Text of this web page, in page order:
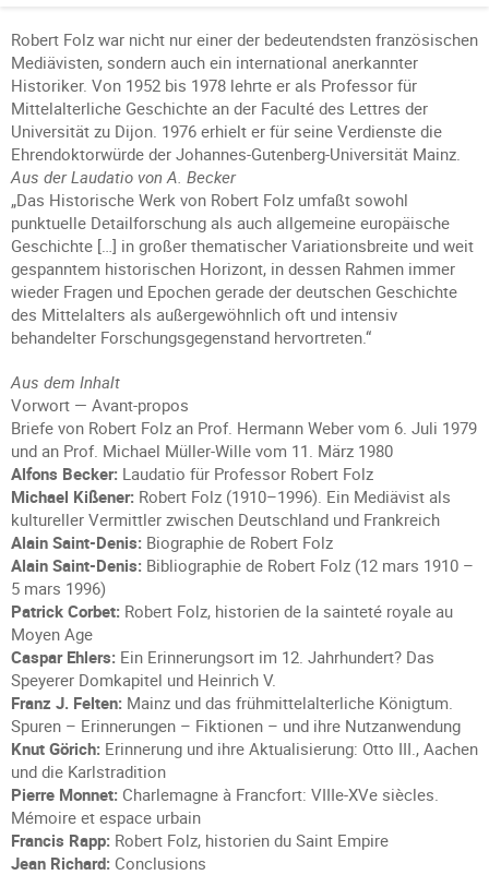
Robert Folz war nicht nur einer der bedeutendsten französischen
Mediävisten, sondern auch ein international anerkannter
Historiker. Von 1952 bis 1978 lehrte er als Professor für
Mittelalterliche Geschichte an der Faculté des Lettres der
Universität zu Dijon. 1976 erhielt er für seine Verdienste die
Ehrendoktorwürde der Johannes-Gutenberg-Universität Mainz.
Aus der Laudatio von A. Becker
„Das Historische Werk von Robert Folz umfaßt sowohl
punktuelle Detailforschung als auch allgemeine europäische
Geschichte […] in großer thematischer Variationsbreite und weit
gespanntem historischen Horizont, in dessen Rahmen immer
wieder Fragen und Epochen gerade der deutschen Geschichte
des Mittelalters als außergewöhnlich oft und intensiv
behandelter Forschungsgegenstand hervortreten.“
Aus dem Inhalt
Vorwort — Avant-propos
Briefe von Robert Folz an Prof. Hermann Weber vom 6. Juli 1979
und an Prof. Michael Müller-Wille vom 11. März 1980
Alfons Becker: Laudatio für Professor Robert Folz
Michael Kißener: Robert Folz (1910–1996). Ein Mediävist als
kultureller Vermittler zwischen Deutschland und Frankreich
Alain Saint-Denis: Biographie de Robert Folz
Alain Saint-Denis: Bibliographie de Robert Folz (12 mars 1910 –
5 mars 1996)
Patrick Corbet: Robert Folz, historien de la sainteté royale au
Moyen Age
Caspar Ehlers: Ein Erinnerungsort im 12. Jahrhundert? Das
Speyerer Domkapitel und Heinrich V.
Franz J. Felten: Mainz und das frühmittelalterliche Königtum.
Spuren – Erinnerungen – Fiktionen – und ihre Nutzanwendung
Knut Görich: Erinnerung und ihre Aktualisierung: Otto III., Aachen
und die Karlstradition
Pierre Monnet: Charlemagne à Francfort: VIIIe-XVe siècles.
Mémoire et espace urbain
Francis Rapp: Robert Folz, historien du Saint Empire
Jean Richard: Conclusions